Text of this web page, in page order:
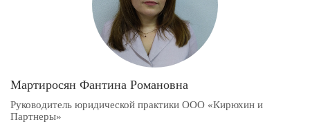
Мартиросян Фантина Романовна
Руководитель юридической практики ООО «Кирюхин и
Партнеры»